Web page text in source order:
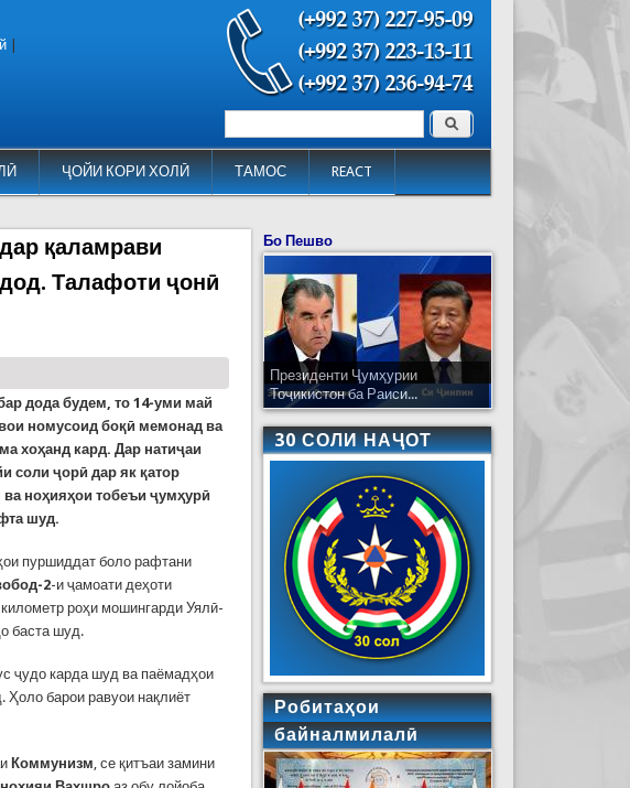
ҶОЙИ КОРИ ХОЛӢ ТАМОС REACT
Форма поиска Поиск
қаламрави
Талафоти ҷонӣ
дода будем, то 14-уми май
номусоид боқӣ мемонад ва
хоҳанд кард. Дар натиҷаи
соли ҷорӣ дар як қатор
ноҳияҳои тобеъи ҷумҳурӣ
шуд.
пуршиддат боло рафтани
2-и ҷамоати деҳоти
роҳи мошингарди Уялӣ-
баста шуд.
ҷудо карда шуд ва паёмадҳои
Ҳоло барои равуои нақлиёт
Коммунизм , се қитъаи замини
Бо Пешво
Президенти Ҷумҳурии
Тоҷикистон ба Раиси...
30 СОЛИ НАҶОТ
Робитаҳои
байналмилалӣ